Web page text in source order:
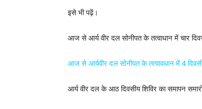
इसे भी पढ़ें।
आज से आर्य वीर दल सोनीपत के तत्वाधान में चार
आज से आर्यवीर दल सोनीपत के तत्वावधान में 4
आर्य वीर दल के आठ दिवसीय शिविर का समापन